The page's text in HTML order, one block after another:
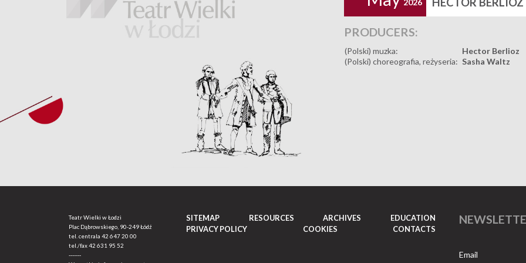
PRODUCERS:
(Polski) muzka:
Hector Berlioz
(Polski) choreografia, reżyseria: Sasha Waltz
Teatr Wielki w Łodzi
Plac Dąbrowskiego, 90-249 Łódź
tel. centrala 42 647 20 00
tel./fax42 631 95 52
-------
SITEMAP RESOURCES ARCHIVES
EDUCATION
PRIVACY POLICY
COOKIES CONTACTS
Email